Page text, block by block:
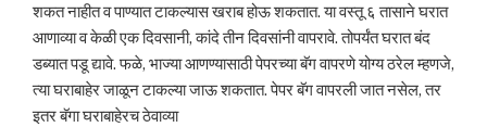
शकत नाहीत व पाण्यात टाकल्यास खराब होऊ शकतात. या वस्तू ६ तासाने घरात
आणाव्या व केळी एक दिवसानी, कांदे तीन दिवसांनी वापरावे. तोपर्यंत घरात बंद
डब्यात पडू द्यावे. फळे, भाज्या आणण्यासाठी पेपरच्या बॅग वापरणे योग्य ठरेल म्हणजे,
त्या घराबाहेर जाळून टाकल्या जाऊ शकतात. पेपर बॅग वापरली जात नसेल, तर
इतर बॅगा घराबाहेरच ठेवाव्या